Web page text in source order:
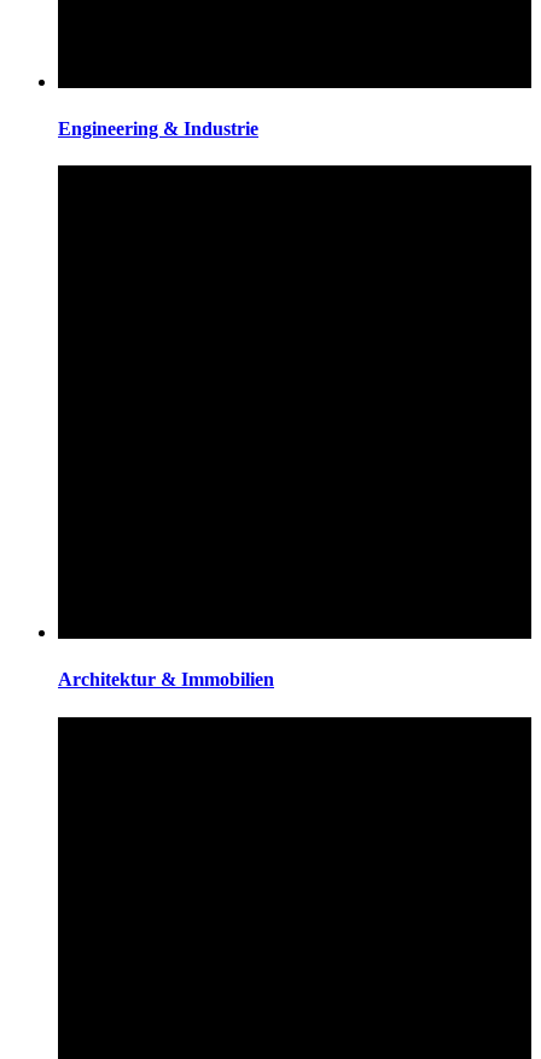
Engineering & Industrie
Architektur & Immobilien